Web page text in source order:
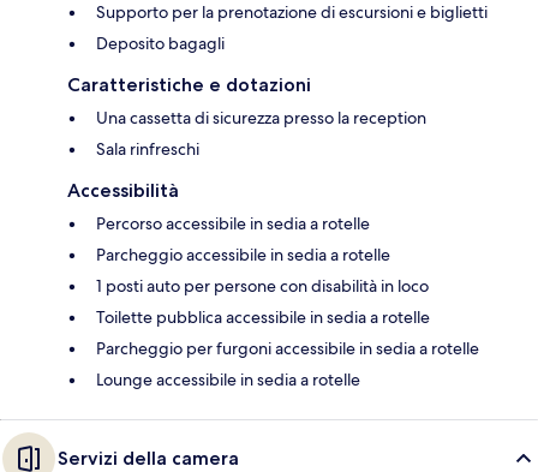
Supporto per la prenotazione di escursioni e biglietti
Deposito bagagli
Caratteristiche e dotazioni
Una cassetta di sicurezza presso la reception
Sala rinfreschi
Accessibilità
Percorso accessibile in sedia a rotelle
Parcheggio accessibile in sedia a rotelle
1 posti auto per persone con disabilità in loco
Toilette pubblica accessibile in sedia a rotelle
Parcheggio per furgoni accessibile in sedia a rotelle
Lounge accessibile in sedia a rotelle
Servizi della camera